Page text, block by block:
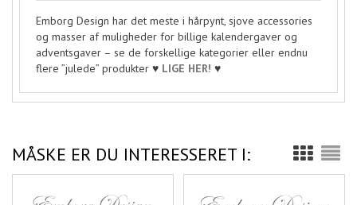
Emborg Design har det meste i hårpynt, sjove accessories
og masser af muligheder for billige kalendergaver og
adventsgaver – se de forskellige kategorier eller endnu
flere ”julede” produkter ♥ LIGE HER! ♥
MÅSKE ER DU INTERESSERET I: